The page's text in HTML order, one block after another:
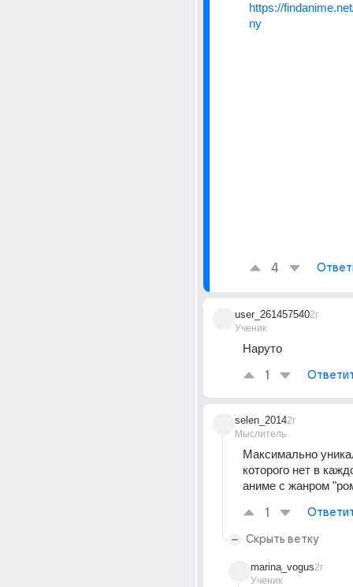
https://
ny
4
user_261457540
Ученик
2г
Наруто
1
selen_2014
Мыслитель
2г
Максимально
которого нет в
аниме с жанром
1
Скрыть ветку
marina_vogus
Ученик
2г